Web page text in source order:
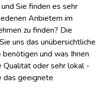
Sie finden es sehr
Anbietern im
zu finden? Die
uns das unübersichtliche
benötigen und was Ihnen
Qualität oder sehr lokal -
das geeignete